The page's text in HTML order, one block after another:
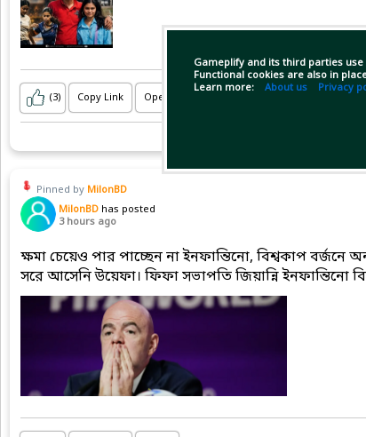
Gameplify and its third parties
Functional cookies are also in
Learn more: About us Privacy
(3) Copy Link Open
Pinned by MilonBD
MilonBD has posted
3 hours ago
ক্ষমা চেয়েও পার পাচ্ছেন না ইনফান্তিনো, বিশ্বকাপ
সরে আসেনি উয়েফা। ফিফা সভাপতি জিয়ান্নি ইনফান্তিনো